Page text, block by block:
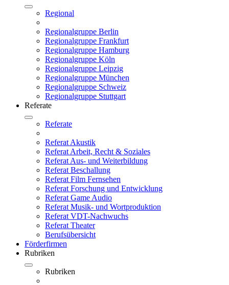
Regional
Regionalgruppe Berlin
Regionalgruppe Frankfurt
Regionalgruppe Hamburg
Regionalgruppe Köln
Regionalgruppe Leipzig
Regionalgruppe München
Regionalgruppe Schweiz
Regionalgruppe Stuttgart
Referate
Referate
Referat Akustik
Referat Arbeit, Recht & Soziales
Referat Aus- und Weiterbildung
Referat Beschallung
Referat Film Fernsehen
Referat Forschung und Entwicklung
Referat Game Audio
Referat Musik- und Wortproduktion
Referat VDT-Nachwuchs
Referat Theater
Berufsübersicht
Förderfirmen
Rubriken
Rubriken